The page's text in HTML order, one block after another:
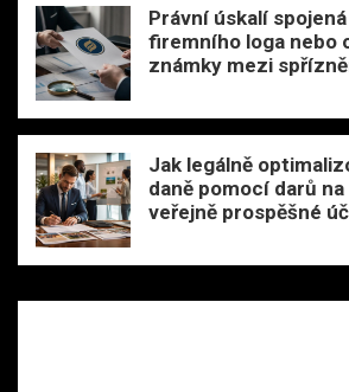
Právní úskalí
firemního loga nebo
známky mezi
Jak legálně
daně pomocí darů
veřejně prospěšné